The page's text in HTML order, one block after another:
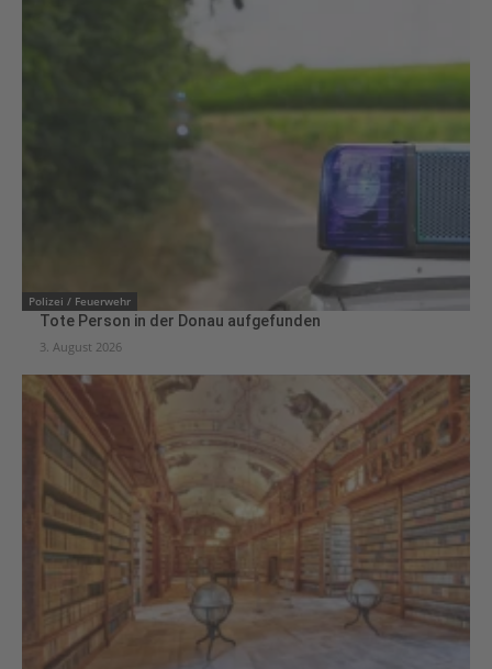
Polizei / Feuerwehr
Tote Person in der Donau aufgefunden
3. August 2026